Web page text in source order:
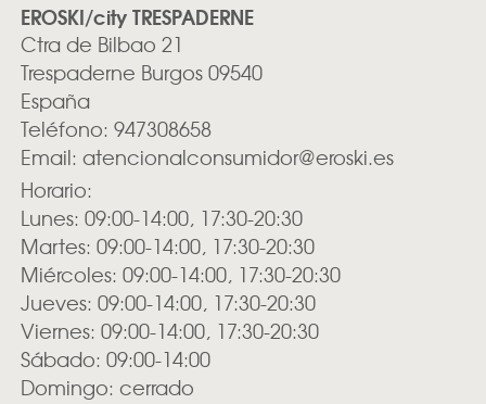
EROSKI/city TRESPADERNE
Ctra de Bilbao 21
Trespaderne Burgos09540
España
Teléfono: 947308658
Email: atencionalconsumidor@eroski.es
Horario:
Lunes: 09:00-14:00, 17:30-20:30
Martes: 09:00-14:00, 17:30-20:30
Miércoles: 09:00-14:00, 17:30-20:30
Jueves: 09:00-14:00, 17:30-20:30
Viernes: 09:00-14:00, 17:30-20:30
Sábado: 09:00-14:00
Domingo: cerrado